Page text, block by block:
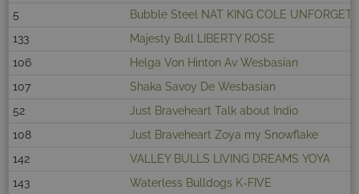
5
Bubble Steel NAT KING COLE
133
Majesty Bull LIBERTY ROSE
106
Helga Von Hinton Av Wesbasian
107
Shaka Savoy De Wesbasian
52
Just Braveheart Talk about Indio
108
Just Braveheart Zoya my Snowflake
142
VALLEY BULLS LIVING DREAMS YOYA
143
Waterless Bulldogs K-FIVE